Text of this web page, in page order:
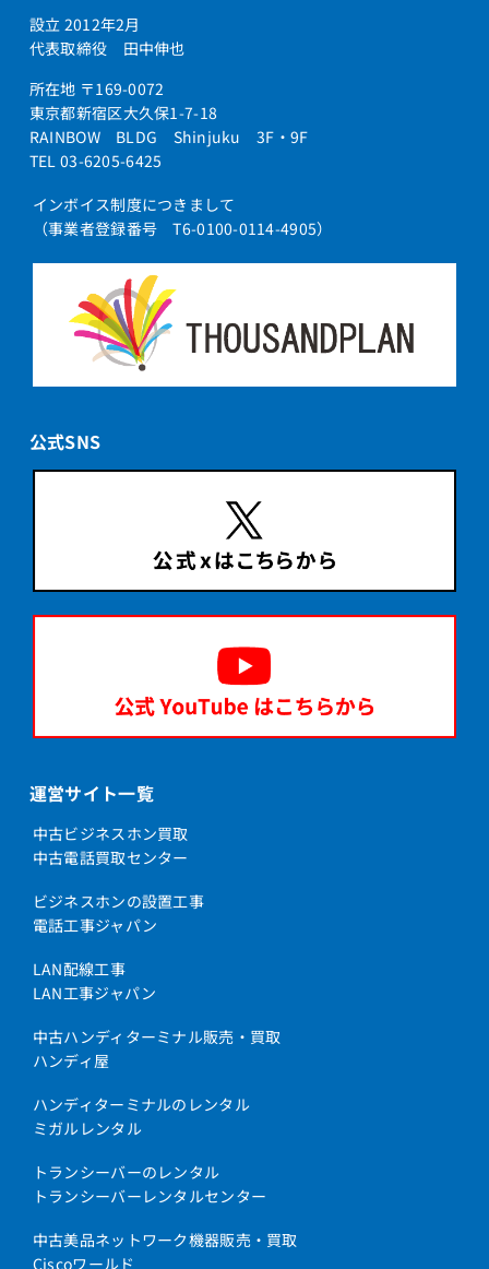
設立 2012年2月
代表取締役 田中伸也
所在地 〒169-0072
東京都新宿区大久保1-7-18
RAINBOW BLDG Shinjuku 3F・9F
TEL 03-6205-6425
インボイス制度につきまして
（事業者登録番号 T6-0100-0114-4905）
公式SNS
運営サイト一覧
中古ビジネスホン買取
中古電話買取センター
ビジネスホンの設置工事
電話工事ジャパン
LAN配線工事
LAN工事ジャパン
中古ハンディターミナル販売・買取
ハンディ屋
ハンディターミナルのレンタル
ミガルレンタル
トランシーバーのレンタル
トランシーバーレンタルセンター
中古美品ネットワーク機器販売・買取
Ciscoワールド